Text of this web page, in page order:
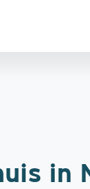
in